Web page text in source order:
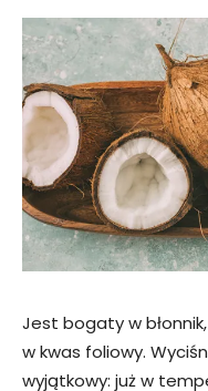
Jest bogaty w
w kwas foliowy.
wyjątkowy: już w